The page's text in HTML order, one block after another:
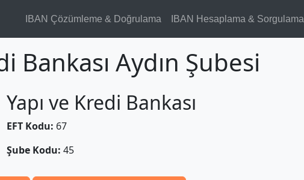
IBAN Çözümleme & Doğrulama IBAN Hesaplama & Sorgulama
Bankası Aydın Şubesi
Yapı ve Kredi Bankası
EFT Kodu: 67
Şube Kodu: 45